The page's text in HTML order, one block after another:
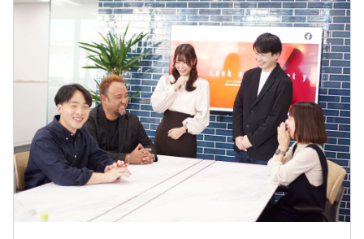
です
・札幌や福岡拠点（顧客と離れている） の場合でも、
一部開発フェーズだけの限定的な業務ということはあり
ません
全てのフェーズに携わることが可能です
スキルアップのためのバックアップ体制が充実
・新人研修（約3ヶ月）
・ビジネス研修（1日）
休憩時間：12:00～14:00の間で60分
平均残業時間：インターンのためなし
インターンのためなし
交通費支給あり 上限3,000円
※要事前申請
過去３年間の新卒採用者数・離職者数
前年度 採用者数7人 離職者数0人
2年度前 採用者数3人 離職者数0人
3年度前 採用者数6人 離職者数0人
過去３年間の新卒採用者数の男女別人数
前年度 男性5人 女性2人
2年度前 男性2人 女性1人
3年度前 男性5人 女性1人
平均勤続年数
7.0年